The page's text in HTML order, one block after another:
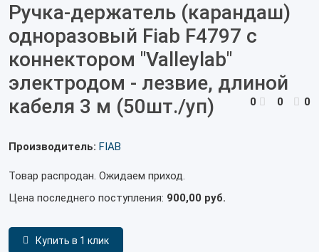
Ручка-держатель (карандаш)
одноразовый Fiab F4797 с
коннектором "Valleylab"
электродом - лезвие, длиной
кабеля 3 м (50шт./уп)
0 0 0
Производитель: FIAB
Товар распродан. Ожидаем приход.
Цена последнего поступления: 900,00 руб.
Купить в 1 клик